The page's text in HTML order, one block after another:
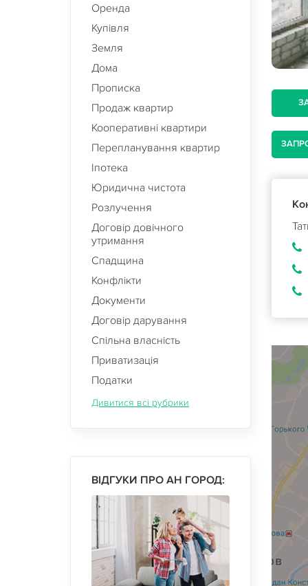
Оренда
Купівля
Земля
Дома
Прописка
Продаж квартир
Кооперативні квартири
Перепланування квартир
Іпотека
Юридична чистота
Розлучення
Договір довічного
утримання
Спадщина
Конфлікти
Документи
Договір дарування
Спільна власність
Приватизація
Податки
Дивитися всі рубрики
ВІДГУКИ ПРО АН ГОРОД: